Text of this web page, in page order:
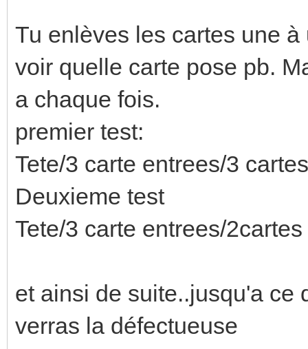
Tu enlèves les cartes une
voir quelle carte pose pb.
a chaque fois.
premier test:
Tete/3 carte entrees/3
Deuxieme test
Tete/3 carte entrees/
et ainsi de suite..jusqu'a ce
verras la défectueuse